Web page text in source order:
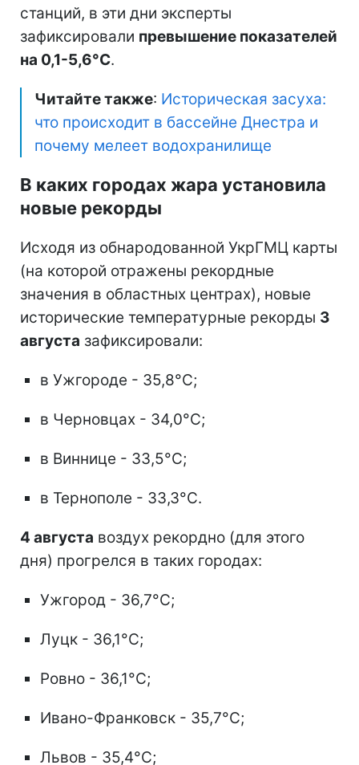
станций, в эти дни эксперты
зафиксировали превышение показателей
на 0,1-5,6°C.
Читайте также: Историческая засуха:
что происходит в бассейне Днестра и
почему мелеет водохранилище
В каких городах жара установила
новые рекорды
Исходя из обнародованной УкрГМЦ карты
(на которой отражены рекордные
значения в областных центрах), новые
исторические температурные рекорды 3
августа зафиксировали:
в Ужгороде - 35,8°C;
в Черновцах - 34,0°C;
в Виннице - 33,5°C;
в Тернополе - 33,3°C.
4 августа воздух рекордно (для этого
дня) прогрелся в таких городах:
Ужгород - 36,7°C;
Луцк - 36,1°C;
Ровно - 36,1°C;
Ивано-Франковск - 35,7°C;
Львов - 35,4°C;